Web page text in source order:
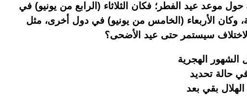
حول موعد عيد الفطر؛ فكان الثلاثاء (الرابع من يونيو) في
وكان الأربعاء (الخامس من يونيو) في دول أخرى، مثل
سيستمر حتى عيد الأضحى؟
الشهور الهجرية
حالة تحديد
بقي بعد